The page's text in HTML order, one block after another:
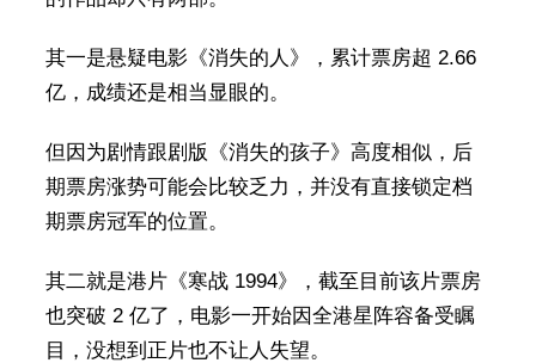
其一是悬疑电影《消失的人》，累计票房超 2.66
亿，成绩还是相当显眼的。
但因为剧情跟剧版《消失的孩子》高度相似，后
期票房涨势可能会比较乏力，并没有直接锁定档
期票房冠军的位置。
其二就是港片《寒战 1994》，截至目前该片票房
也突破 2 亿了，电影一开始因全港星阵容备受瞩
目，没想到正片也不让人失望。